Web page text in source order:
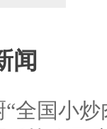
闻
“全国小